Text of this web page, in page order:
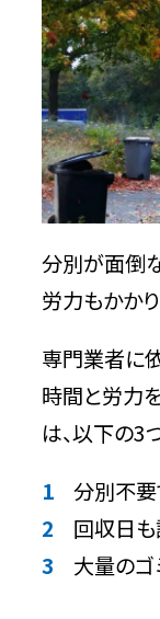
分別が面倒
労力もかかり
専門業者に
時間と労力
は、以下の3
分別不要
回収日
大量のゴ